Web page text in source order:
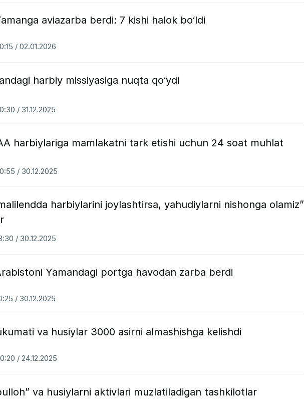
aviazarba berdi: 7 kishi halok bo‘ldi
/ 02.01.2026
harbiy missiyasiga nuqta qo‘ydi
/ 31.12.2025
harbiylariga mamlakatni tark etishi uchun 24 soat muhlat
/ 30.12.2025
harbiylarini joylashtirsa, yahudiylarni nishonga olamiz”
/ 30.12.2025
Yamandagi portga havodan zarba berdi
/ 30.12.2025
va husiylar 3000 asirni almashishga kelishdi
/ 24.12.2025
va husiylarni aktivlari muzlatiladigan tashkilotlar